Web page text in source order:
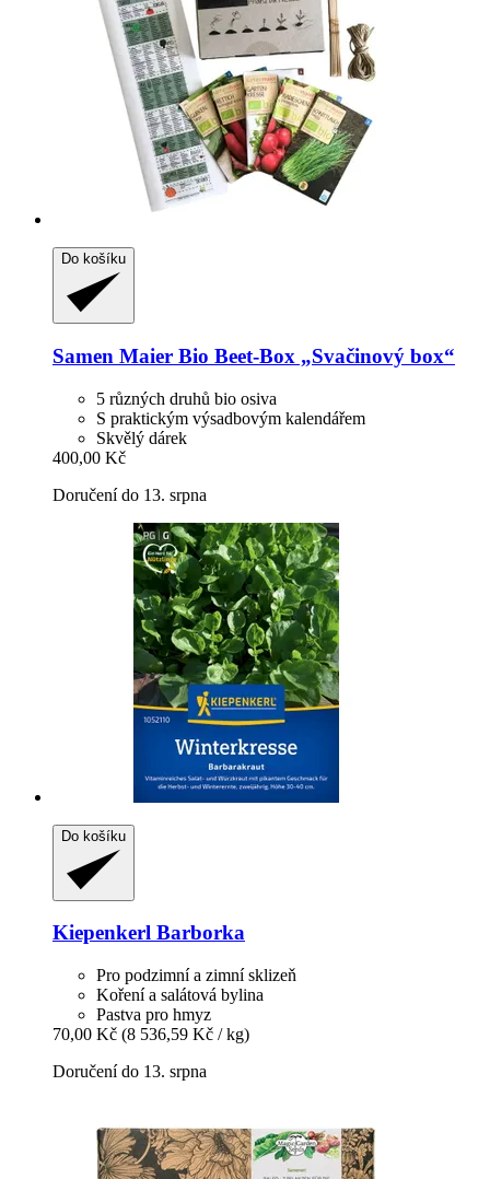
Do košíku
Samen Maier Bio Beet-​Box „Svačinový box“
5 různých druhů bio osiva
S praktickým výsadbovým kalendářem
Skvělý dárek
400,00 Kč
Doručení do 13. srpna
Do košíku
Kiepenkerl Barborka
Pro podzimní a zimní sklizeň
Koření a salátová bylina
Pastva pro hmyz
70,00 Kč (8 536,59 Kč / kg)
Doručení do 13. srpna